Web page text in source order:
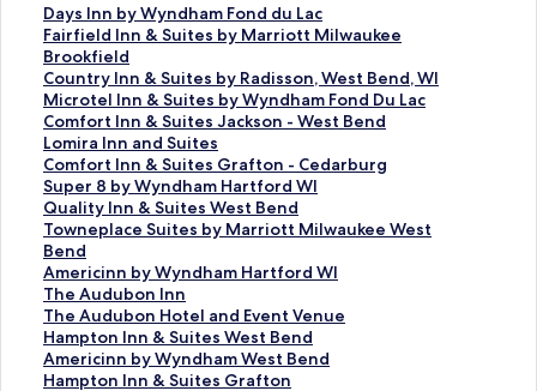
Days Inn by Wyndham Fond du Lac
L
i
n
k
,
d
e
r
d
i
e
f
o
l
g
e
n
d
Fairfield Inn & Suites by Marriott Milwaukee
Brookfield
L
i
n
k
,
d
e
r
d
i
e
f
o
l
g
e
n
Country Inn & Suites by Radisson, West Bend, WI
L
i
n
k
,
d
e
r
d
i
e
f
o
l
g
Microtel Inn & Suites by Wyndham Fond Du Lac
L
i
n
k
,
d
e
r
d
i
e
f
o
l
Comfort Inn & Suites Jackson - West Bend
L
i
n
k
,
d
e
r
d
i
e
f
o
Lomira Inn and Suites
L
i
n
k
,
d
e
r
d
i
e
f
Comfort Inn & Suites Grafton - Cedarburg
L
i
n
k
,
d
e
r
d
i
e
Super 8 by Wyndham Hartford WI
L
i
n
k
,
d
e
r
d
i
Quality Inn & Suites West Bend
L
i
n
k
,
d
e
r
d
Towneplace Suites by Marriott Milwaukee West
Bend
L
i
n
k
,
d
e
r
Americinn by Wyndham Hartford WI
L
i
n
k
,
d
The Audubon Inn
L
i
n
k
,
The Audubon Hotel and Event Venue
L
i
n
k
Hampton Inn & Suites West Bend
L
i
n
Americinn by Wyndham West Bend
L
iHampton Inn & Suites Grafton
L